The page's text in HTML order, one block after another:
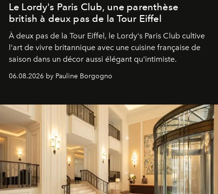
Le Lordy's Paris Club, une parenthèse
british à deux pas de la Tour Eiffel
À deux pas de la Tour Eiffel, le Lordy's Paris Club cultive
l'art de vivre britannique avec une cuisine française de
saison dans un décor aussi élégant qu'intimiste.
06.08.2026 by Pauline Borgogno